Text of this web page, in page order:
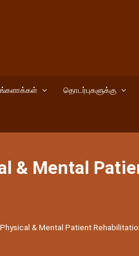
தொடர்புகளுக்கு
& Mental
& Mental Patient